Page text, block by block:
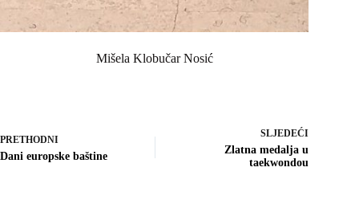
Mišela Klobučar Nosić
PRETHODNI
Dani europske baštine
SLJEDEĆI
Zlatna medalja u
taekwondou